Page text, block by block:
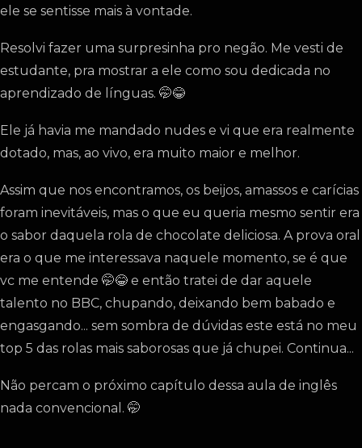
ele se sentisse mais à vontade.
Resolvi fazer uma surpresinha pro negão. Me vesti de
estudante, pra mostrar a ele como sou dedicada no
aprendizado de línguas. 🤭😂
Ele já havia me mandado nudes e vi que era realmente
dotado, mas, ao vivo, era muito maior e melhor.
Assim que nos encontramos, os beijos, amassos e carícias
foram inevitáveis, mas o que eu queria mesmo sentir era
o sabor daquela rola de chocolate deliciosa. A prova oral
era o que me interessava naquele momento, se é que
vc me entende 🤭😂 e então tratei de dar aquele
talento no BBC, chupando, deixando bem babado e
engasgando... sem sombra de dúvidas este está no meu
top 5 das rolas mais saborosas que já chupei. Continua...
Não percam o próximo capítulo dessa aula de inglês
nada convencional. 🤭